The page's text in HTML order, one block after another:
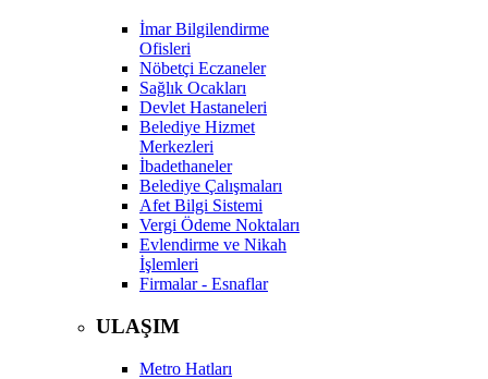
İmar Bilgilendirme
Ofisleri
Nöbetçi Eczaneler
Sağlık Ocakları
Devlet Hastaneleri
Belediye Hizmet
Merkezleri
İbadethaneler
Belediye Çalışmaları
Afet Bilgi Sistemi
Vergi Ödeme Noktaları
Evlendirme ve Nikah
İşlemleri
Firmalar - Esnaflar
ULAŞIM
Metro Hatları